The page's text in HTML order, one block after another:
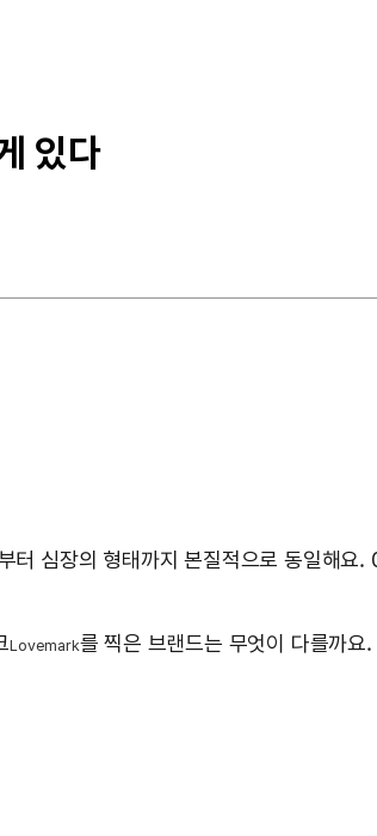
있다
심장의 형태까지 본질적으로 동일해요
Lovemark를 찍은 브랜드는 무엇이 다를까